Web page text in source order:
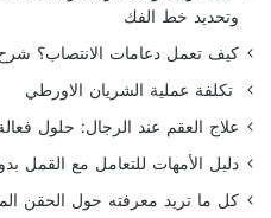
وتحديد خط الفك
كيف تعمل دعامات الانتصاب؟
تكلفة عملية الشريان الاورطي
علاج العقم عند الرجال: حلول
دليل الأمهات للتعامل مع القمل
كل ما تريد معرفته حول الحقن